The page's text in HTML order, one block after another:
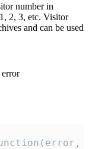
number in
2, 3, etc. Visitor
and can be used
error